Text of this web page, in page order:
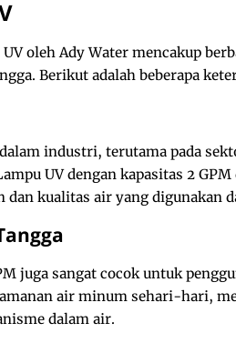
oleh Ady Water mencakup
Berikut adalah beberapa
industri, terutama pada
UV dengan kapasitas 2
kualitas air yang digunakan
juga sangat cocok untuk
air minum sehari-hari,
dalam air.